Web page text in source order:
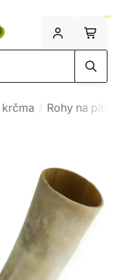
krčma Rohy na pitie